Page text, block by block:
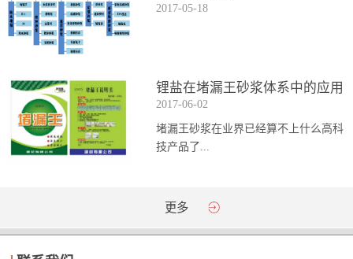
2017-05-18
锂盐在堵漏王砂浆体系中的应用
2017-06-02
堵漏王砂浆在业界已经算不上什么高科
技产品了...
。简单来说它就是一种能够迅速凝固的
通砂浆的强...
更多